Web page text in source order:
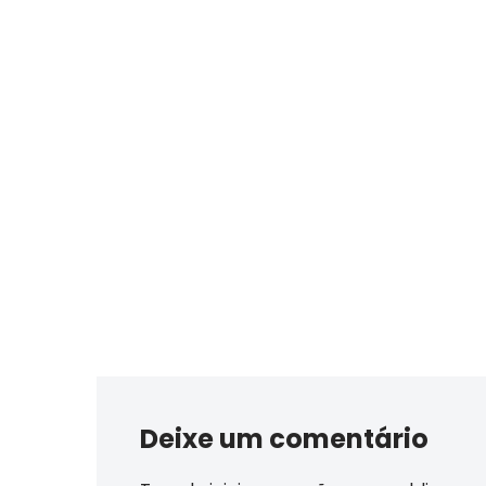
Deixe um comentário